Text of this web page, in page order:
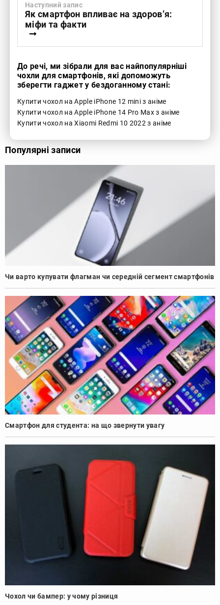
Наступний запис
Як смартфон впливає на здоров’я:
міфи та факти
До речі, ми зібрали для вас найпопулярніші
чохли для смартфонів, які допоможуть
зберегти гаджет у бездоганному стані:
Купити чохол на Apple iPhone 12 mini з аніме
Купити чохол на Apple iPhone 14 Pro Max з аніме
Купити чохол на Xiaomi Redmi 10 2022 з аніме
Популярні записи
Чи варто купувати флагман чи середній сегмент смартфонів
Смартфон для студента: на що звернути увагу
Чохол чи бампер: у чому різниця